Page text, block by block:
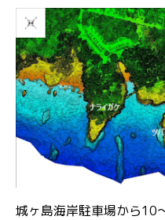
城ヶ島海岸駐車場から10